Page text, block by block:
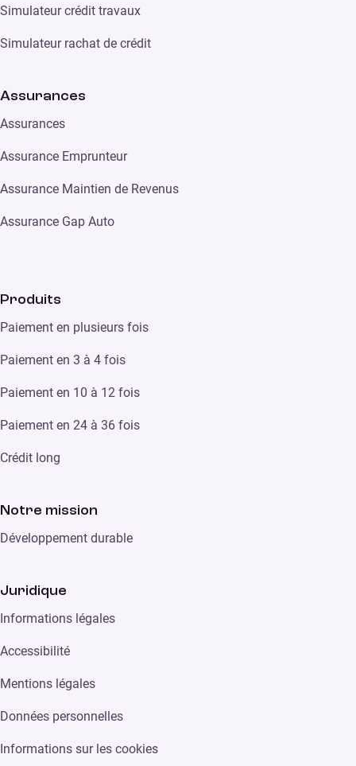
Simulateur crédit travaux
Simulateur rachat de crédit
Assurances
Assurances
Assurance Emprunteur
Assurance Maintien de Revenus
Assurance Gap Auto
Produits
Paiement en plusieurs fois
Paiement en 3 à 4 fois
Paiement en 10 à 12 fois
Paiement en 24 à 36 fois
Crédit long
Notre mission
Développement durable
Juridique
Informations légales
Accessibilité
Mentions légales
Données personnelles
Informations sur les cookies